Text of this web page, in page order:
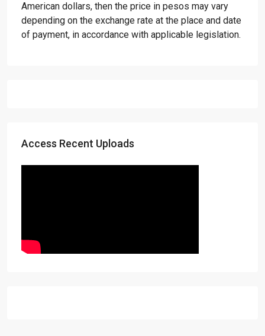
American dollars, then the price in pesos may vary
depending on the exchange rate at the place and date
of payment, in accordance with applicable legislation.
Access Recent Uploads